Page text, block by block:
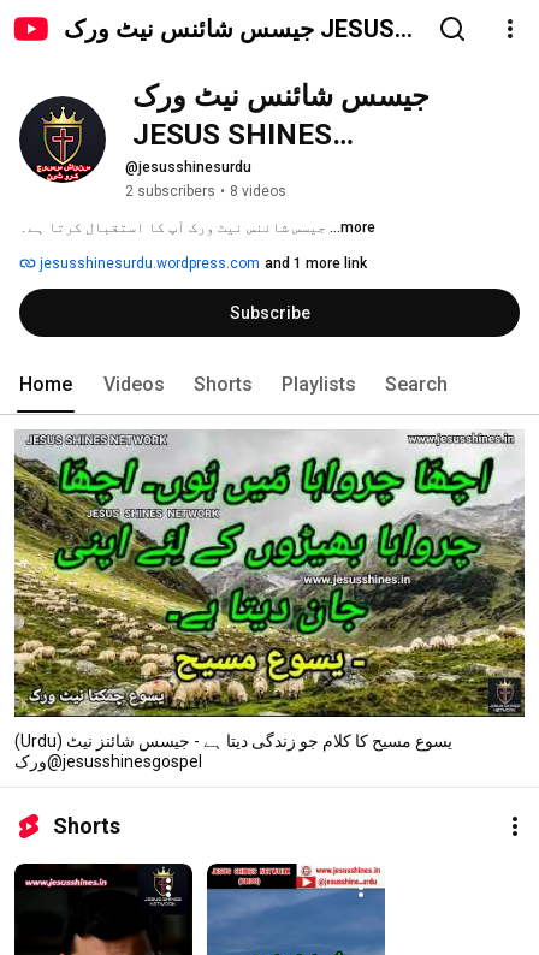
جیسس شائنس نیٹ ورک JESUS
NETWORK(URDU)
@jesusshinesurdu
2 subscribers • 8 videos
...more
jesusshinesurdu.wordpress.com and 1 more link
Subscribe
Home Videos Shorts Playlists Search
(Urdu) یسوع مسیح کا کلام جو زندگی دیتا ہے - جیسس شائنز نیٹ
ورک@jesusshinesgospel
Shorts